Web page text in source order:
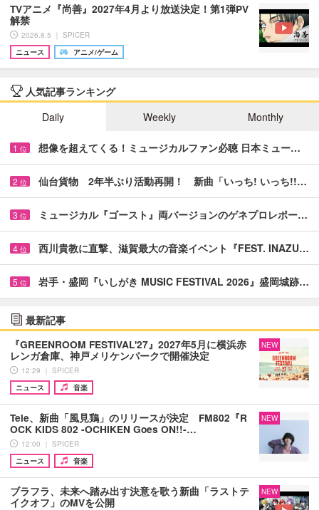
TVアニメ『尚善』2027年4月より放送決定！第1弾PV
解禁
2026.8.5 ｜ SPICER
ニュース
アニメ/ゲーム
人気記事ランキング
Daily
Weekly Monthly
1 位 想像を超えてくる！ミュージカルファン必聴 日本ミュー…
2 位 仙台貨物 2年半ぶり活動再開！ 新曲「いっち! いっち!!…
3 位 ミュージカル『ゴースト』両バージョンのゲネプロレポー…
4 位 西川貴教に直撃、滋賀最大の音楽イベント『FEST. INAZU…
5 位 岩手・盛岡『いしがき MUSIC FESTIVAL 2026』盛岡城跡…
最新記事
『GREENROOM FESTIVAL'27』2027年5月に横浜赤
レンガ倉庫、神戸メリケンパークで開催決定
12:29 ｜ SPICER
ニュース
音楽
NEW
Tele、新曲「風見鶏」のリリースが決定 FM802『R
OCK KIDS 802 -OCHIKEN Goes ON!!-…
12:00 ｜ SPICER
ニュース
音楽
NEW
ブラフラ、未来へ踏み出す決意を歌う新曲「ラストテ
イクオフ」のMVを公開
NEW